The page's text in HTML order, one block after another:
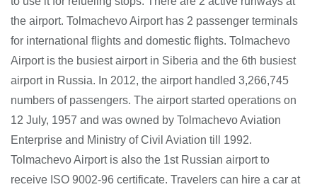
the airport. Tolmachevo Airport has 2 passenger terminals
for international flights and domestic flights. Tolmachevo
Airport is the busiest airport in Siberia and the 6th busiest
airport in Russia. In 2012, the airport handled 3,266,745
numbers of passengers. The airport started operations on
12 July, 1957 and was owned by Tolmachevo Aviation
Enterprise and Ministry of Civil Aviation till 1992.
Tolmachevo Airport is also the 1st Russian airport to
receive ISO 9002-96 certificate. Travelers can hire a car at